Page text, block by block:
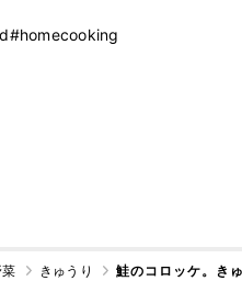
きゅうり 鮭のコロッケ。き